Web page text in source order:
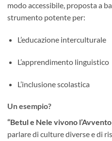
modo accessibile, proposta a
strumento potente per:
L’educazione interculturale
L’apprendimento linguistico
L’inclusione scolastica
Un esempio?
“Betul e Nele vivono
parlare di culture diverse e di